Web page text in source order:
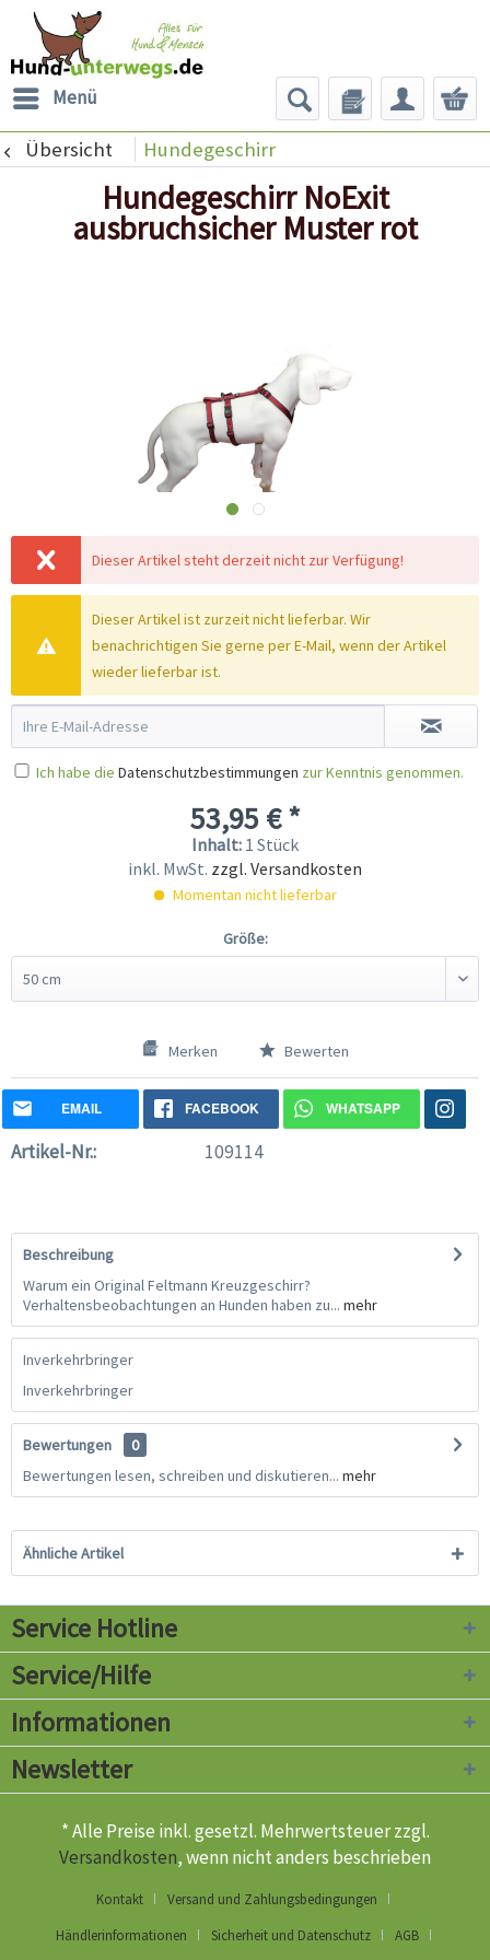
Menü
Übersicht Hundegeschirr
Hundegeschirr NoExit
ausbruchsicher Muster rot
Dieser Artikel steht derzeit nicht zur Verfügung!
Dieser Artikel ist zurzeit nicht lieferbar. Wir
benachrichtigen Sie gerne per E-Mail, wenn der Artikel
wieder lieferbar ist.
Ich habe die Datenschutzbestimmungen zur Kenntnis genommen.
53,95 € *
Inhalt: 1 Stück
inkl. MwSt. zzgl. Versandkosten
Momentan nicht lieferbar
Größe:
Merken Bewerten
EMAIL FACEBOOK WHATSAPP
Artikel-Nr.: 109114
Beschreibung
Warum ein Original Feltmann Kreuzgeschirr?
Verhaltensbeobachtungen an Hunden haben zu... mehr
Inverkehrbringer
Inverkehrbringer
Bewertungen
0
Bewertungen lesen, schreiben und diskutieren... mehr
Ähnliche Artikel
Service Hotline
Service/Hilfe
Informationen
Newsletter
* Alle Preise inkl. gesetzl. Mehrwertsteuer zzgl.
Versandkosten, wenn nicht anders beschrieben
Kontakt
Versand und Zahlungsbedingungen
Händlerinformationen
Sicherheit und Datenschutz AGB